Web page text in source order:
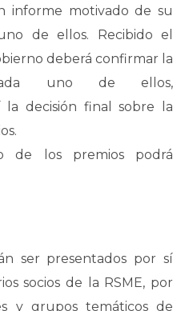
informe motivado de su
de ellos. Recibido el
deberá confirmar la
uno de ellos,
la decisión final sobre la
los premios podrá
ser presentados por sí
socios de la RSME, por
y grupos temáticos de